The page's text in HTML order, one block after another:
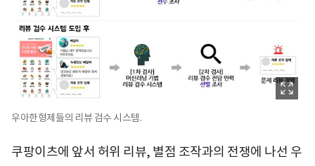
우아한형제들의 리뷰 검수 시스템.
쿠팡이츠에 앞서 허위 리뷰, 별점 조작과의 전쟁에 나선 우